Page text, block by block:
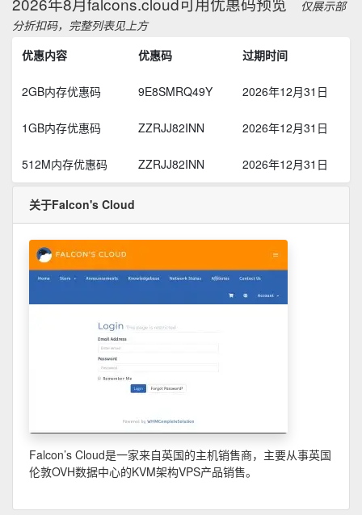
仅展示部
分折扣码，完整列表见上方
优惠内容
优惠码 过期时间
2GB内存优惠码 9E8SMRQ49Y 2026年12月31日
1GB内存优惠码 ZZRJJ82INN 2026年12月31日
512M内存优惠码 ZZRJJ82INN 2026年12月31日
关于Falcon's Cloud
Falcon’s Cloud是一家来自英国的主机销售商，主要从事英国
伦敦OVH数据中心的KVM架构VPS产品销售。